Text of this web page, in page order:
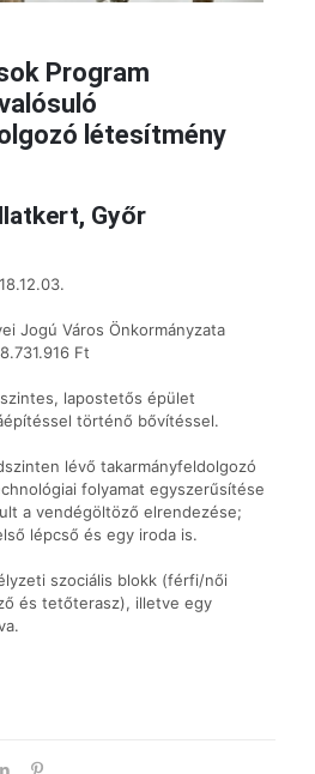
Program
létesítmény
Győr
Jogú Város Önkormányzata
Ft
lapostetős épület
történő bővítéssel.
lévő takarmányfeldolgozó
folyamat egyszerűsítése
a vendégöltöző elrendezése;
lépcső és egy iroda is.
szociális blokk (férfi/női
és tetőterasz), illetve egy